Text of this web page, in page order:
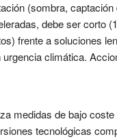
(sombra,
debe ser corto
frente a soluciones
climática.
medidas de bajo
tecnológicas